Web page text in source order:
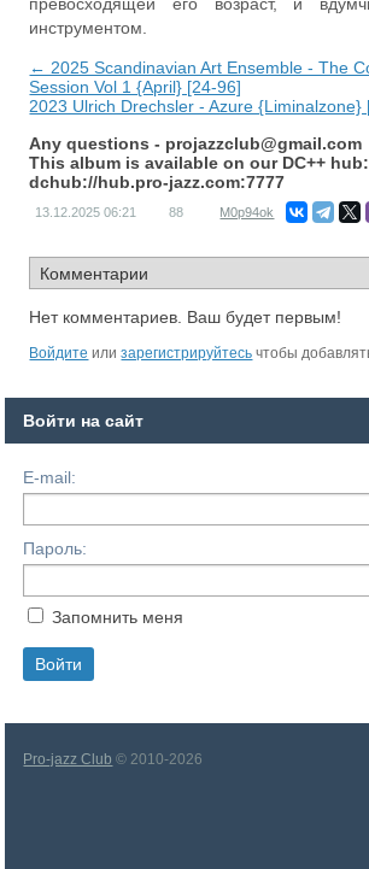
инструментом.
← 2025 Scandinavian Art Ensemble - The
Session Vol 1 {April} [24-96]
2023 Ulrich Drechsler - Azure
Any questions - projazzclub@gmail.com
This album is available on our DC++ hub:
dchub://hub.pro-jazz.com:7777
13.12.2025 06:21 88 M0p94ok
Нет комментариев. Ваш будет первым!
Войдите илизарегистрируйтесь чтобы
Войти на сайт
E-mail:
Пароль:
Запомнить меня
Pro-jazz Club © 2010-2026